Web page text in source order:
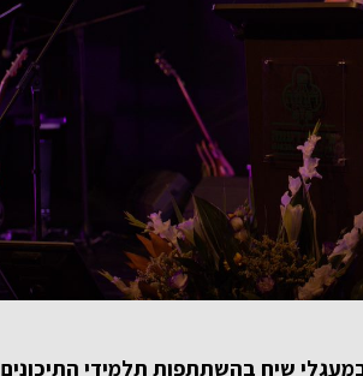
במעגלי שיח בהשתתפות תלמידי התיכונים